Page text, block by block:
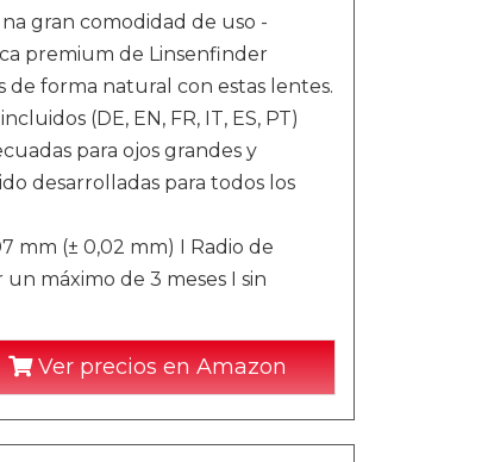
gran comodidad de uso -
premium de Linsenfinder
de forma natural con estas lentes.
(DE, EN, FR, IT, ES, PT)
para ojos grandes y
desarrolladas para todos los
mm (± 0,02 mm) I Radio de
máximo de 3 meses I sin
Ver precios en Amazon